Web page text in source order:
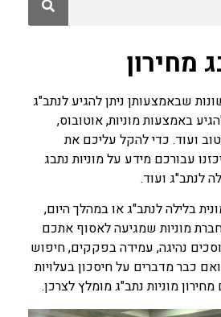
מחירון
שבאמצעותן ניתן להגיע לנתב"ג
באמצעות מוניות, אוטובוס,
ועוד. כדי להקל עליכם את
עבורכם מידע על מוניות נתבג
לנתב"ג ועוד.
בלילה לנתב"ג או במהלך היום,
מוניות שמגיעה לאסוף אתכם
נהיגה, עמידה בפקקים, חיפוש
כבר מדברים על חיסכון בעלויות
מוניות נתב"ג מומלץ לצרכן.